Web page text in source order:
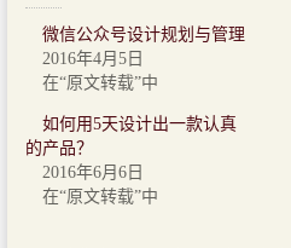
微信公众号设计规划与管理
2016年4月5日
在“原文转载”中
如何用5天设计出一款认真
的产品？
2016年6月6日
在“原文转载”中